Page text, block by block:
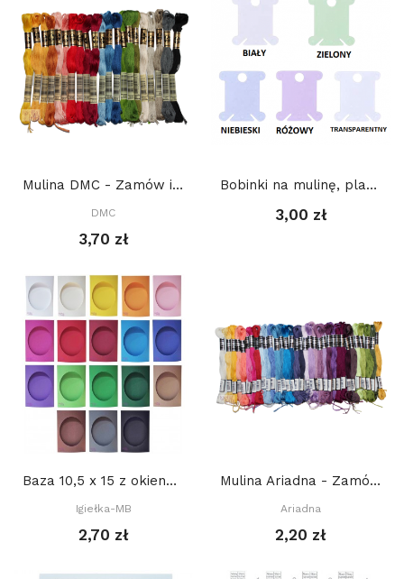
Mulina DMC - Zamów ile potrzebujesz, a kolory...
DMC
3,70 zł
Bobinki na mulinę, plastikowe - BEZBARWNE op 10...
3,00 zł
Baza 10,5 x 15 z okienkiem OWAL 8,5 x 10,5 cm,...
Igiełka-MB
2,70 zł
Mulina Ariadna - Zamów ile potrzebujesz, a...
Ariadna
2,20 zł